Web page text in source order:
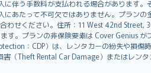
伴う手数料が支払われる場合があります
あたって不可欠ではありません。プラン
せください。住所：11 West 42nd
す。プランの非保険要素は Cover Genius
：CDP）は、レンタカーの紛失や損
（Theft Rental Car Damage）またはレ